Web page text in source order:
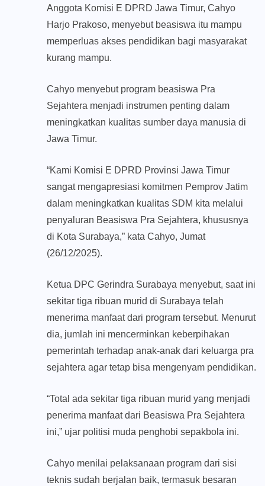
Anggota Komisi E DPRD Jawa Timur, Cahyo
Harjo Prakoso, menyebut beasiswa itu mampu
memperluas akses pendidikan bagi masyarakat
kurang mampu.
Cahyo menyebut program beasiswa Pra
Sejahtera menjadi instrumen penting dalam
meningkatkan kualitas sumber daya manusia di
Jawa Timur.
“Kami Komisi E DPRD Provinsi Jawa Timur
sangat mengapresiasi komitmen Pemprov Jatim
dalam meningkatkan kualitas SDM kita melalui
penyaluran Beasiswa Pra Sejahtera, khususnya
di Kota Surabaya,” kata Cahyo, Jumat
(26/12/2025).
Ketua DPC Gerindra Surabaya menyebut, saat ini
sekitar tiga ribuan murid di Surabaya telah
menerima manfaat dari program tersebut. Menurut
dia, jumlah ini mencerminkan keberpihakan
pemerintah terhadap anak-anak dari keluarga pra
sejahtera agar tetap bisa mengenyam pendidikan.
“Total ada sekitar tiga ribuan murid yang menjadi
penerima manfaat dari Beasiswa Pra Sejahtera
ini,” ujar politisi muda penghobi sepakbola ini.
Cahyo menilai pelaksanaan program dari sisi
teknis sudah berjalan baik, termasuk besaran